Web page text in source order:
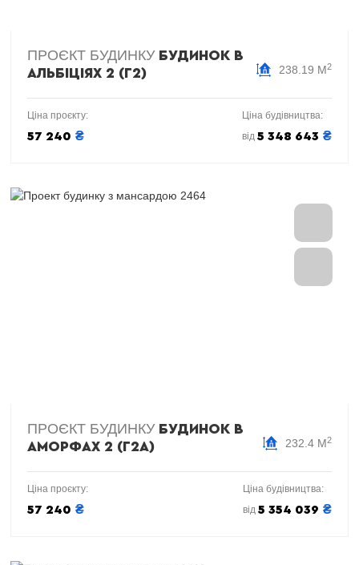
ПРОЄКТ БУДИНКУ БУДИНОК В
АЛЬБІЦІЯХ 2 (Г2)
238.19 М2
Ціна проєкту:
57 240 ₴
Ціна будівництва:
від 5 348 643 ₴
ПРОЄКТ БУДИНКУ БУДИНОК В
АМОРФАХ 2 (Г2А)
232.4 М2
Ціна проєкту:
57 240 ₴
Ціна будівництва:
від 5 354 039 ₴